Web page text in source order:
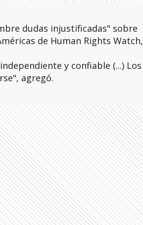
dudas injustificadas" sobre
de Human Rights Watch,
y confiable (...) Los
agregó.